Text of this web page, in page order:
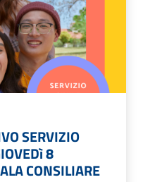
SERVIZIO
8
CONSILIARE